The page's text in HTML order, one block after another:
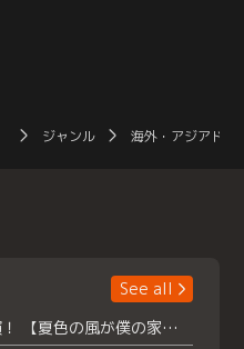
ジャンル 海外・アジアドラ
See all
浮所飛貴主演！ 【夏色の風が僕の家にやってきた】 本日よりテラサで独占配信スタート！